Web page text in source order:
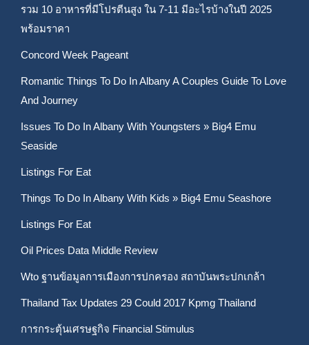
รวม 10 อาหารที่มีโปรตีนสูง ใน 7-11 มีอะไรบ้างในปี 2025
พร้อมราคา
Concord Week Pageant
Romantic Things To Do In Albany A Couples Guide To Love
And Journey
Issues To Do In Albany With Youngsters » Big4 Emu
Seaside
Listings For Eat
Things To Do In Albany With Kids » Big4 Emu Seashore
Listings For Eat
Oil Prices Data Middle Review
Wto ฐานข้อมูลการเมืองการปกครอง สถาบันพระปกเกล้า
Thailand Tax Updates 29 Could 2017 Kpmg Thailand
การกระตุ้นเศรษฐกิจ Financial Stimulus